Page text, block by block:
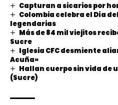
Capturan a sicarios por
Colombia celebra el Día
legendarias
Más de 84 mil viejitos
Sucre
Iglesia CFC desmiente
Acuña»
Hallan cuerpo sin vida de
(Sucre)